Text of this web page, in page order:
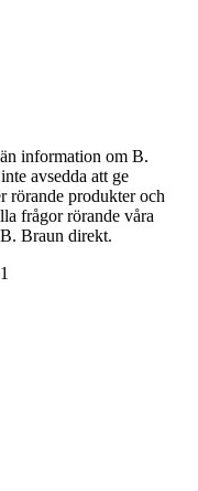
information om B.
avsedda att ge
rörande produkter och
frågor rörande våra
Braun direkt.